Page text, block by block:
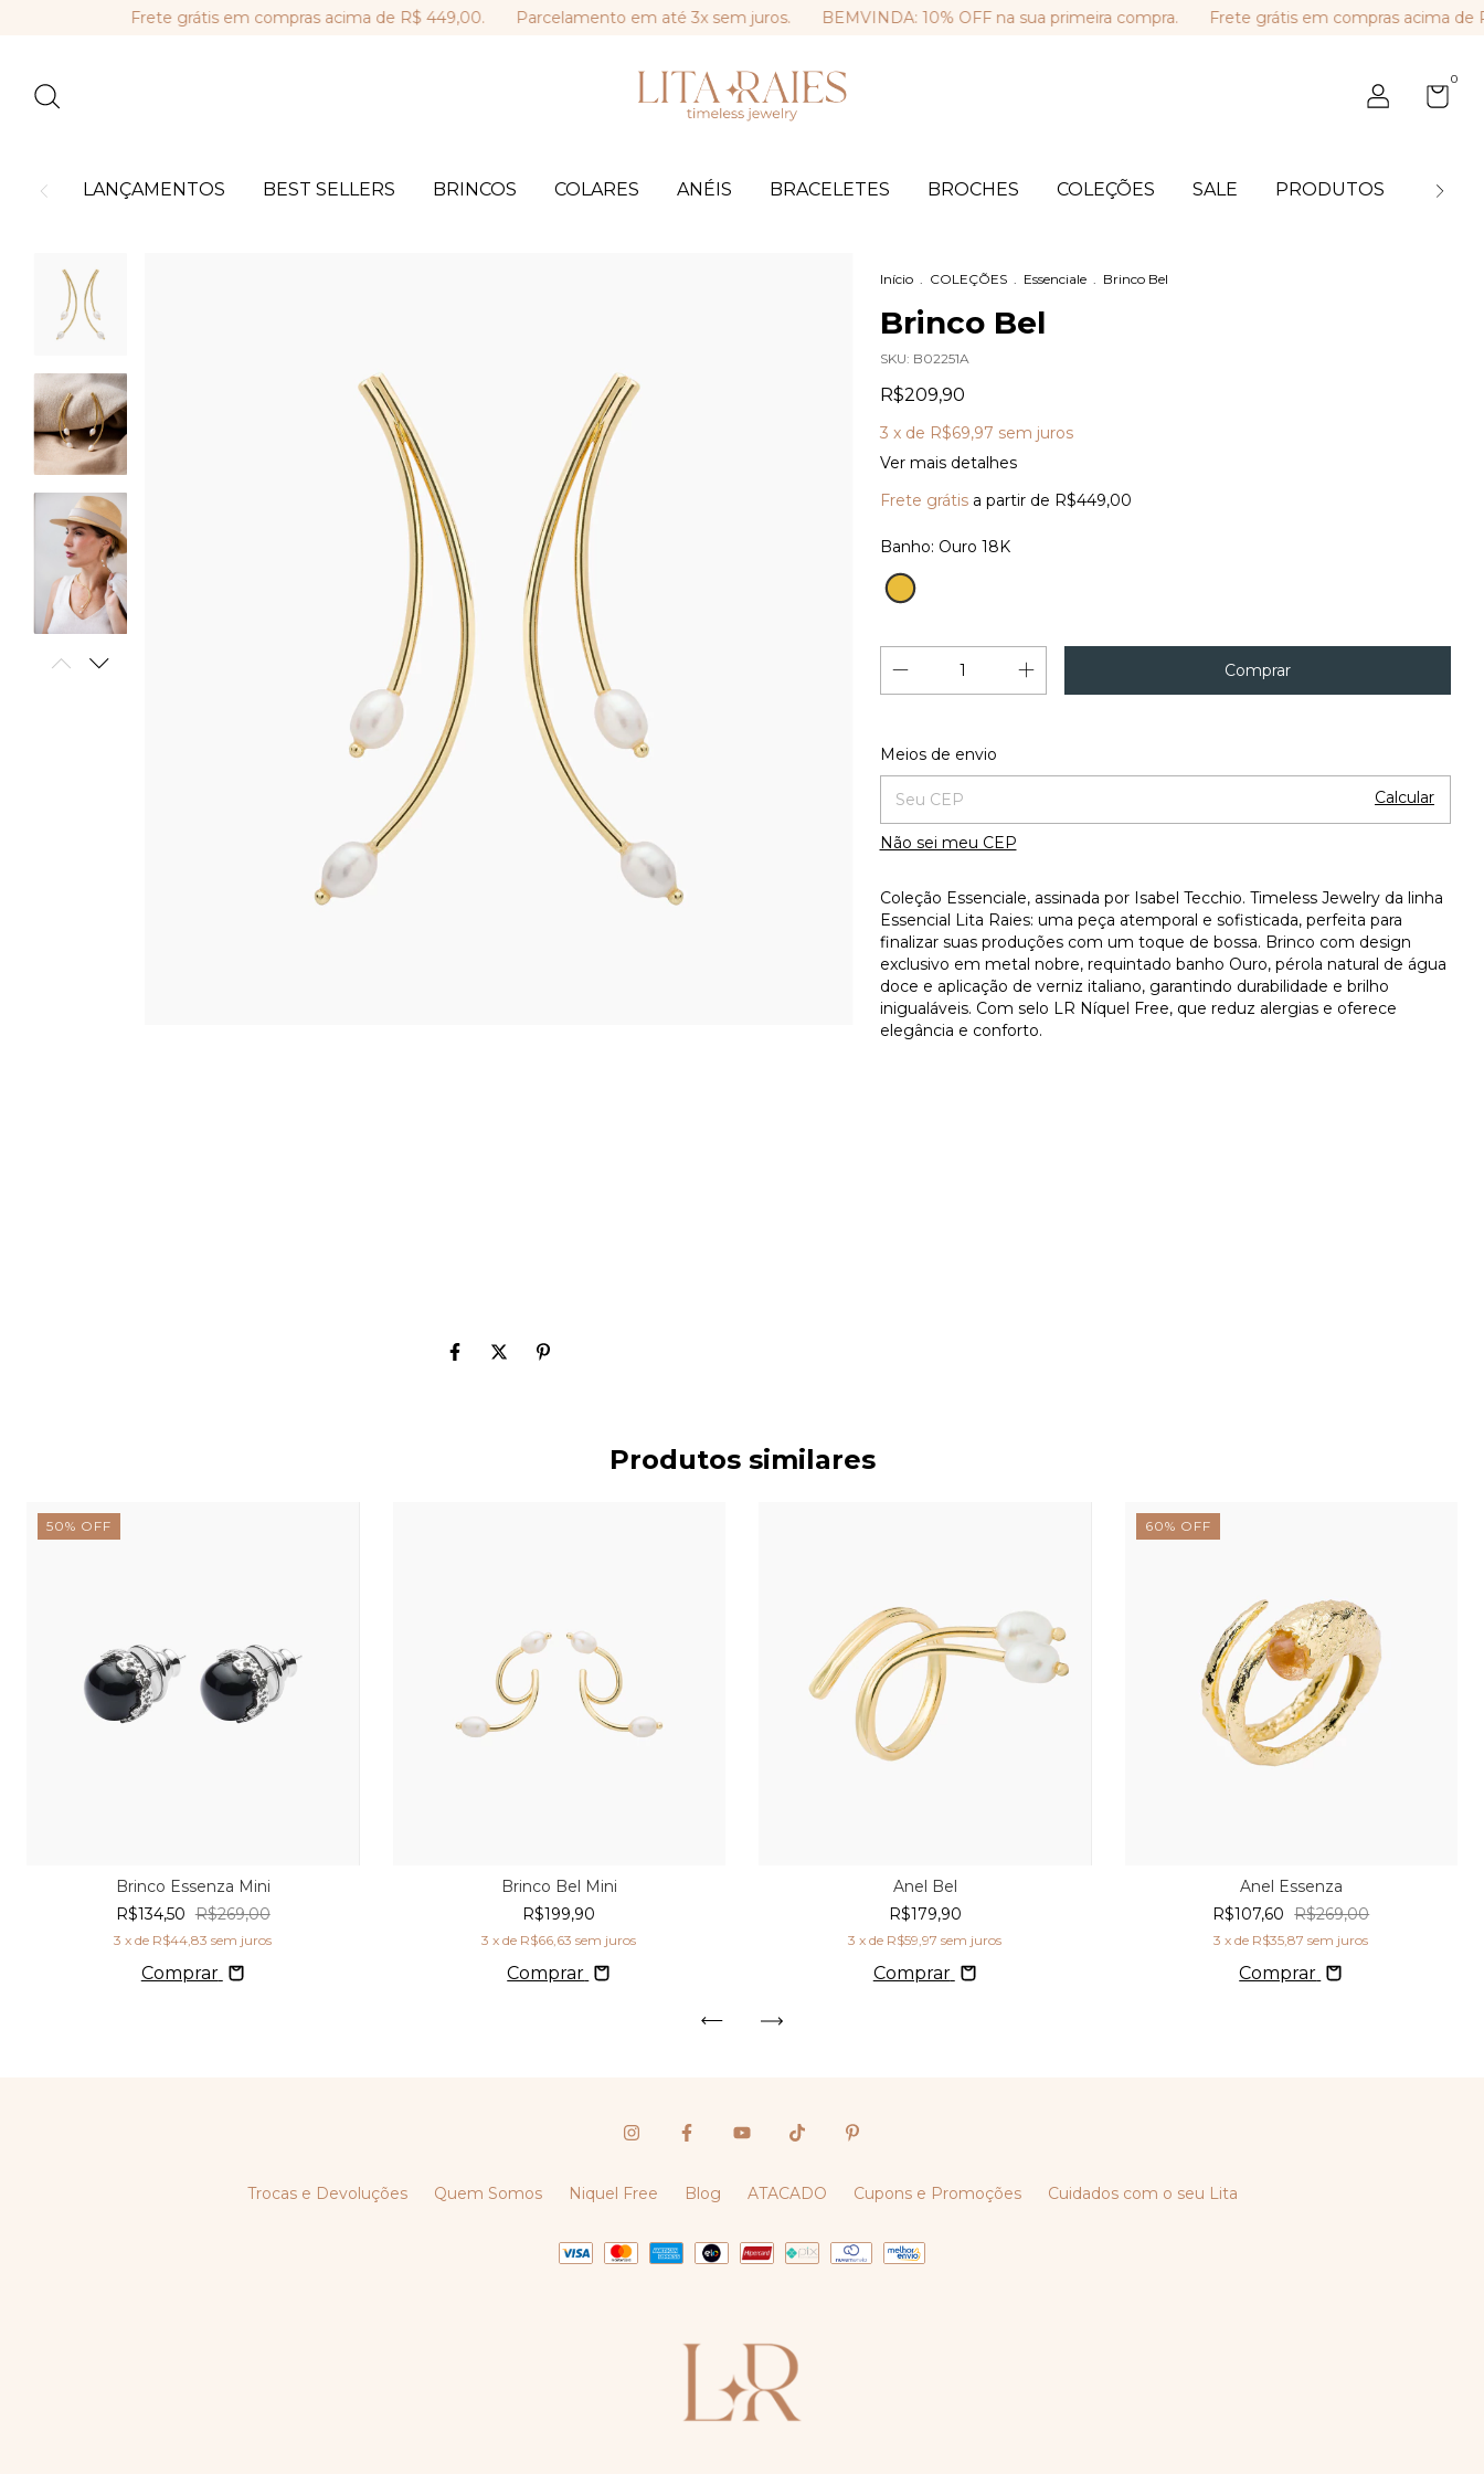
Frete grátis em compras acima de R$ 449,00. Parcelamento em até 3x sem juros. BEMVINDA: 10% OFF na sua primeira compra. Frete grátis em compras acima de R$
0
LANÇAMENTOS BEST SELLERS BRINCOS COLARES ANÉIS BRACELETES BROCHES COLEÇÕES SALE PRODUTOS BLOG
Início . COLEÇÕES . Essenciale . Brinco Bel
Brinco Bel
SKU: B02251A
R$209,90
3 x de R$69,97 sem juros
Ver mais detalhes
Frete grátis a partir de R$449,00
Banho: Ouro 18K
Ouro
18K
Entregas para o CEP:
Meios de envio
Calcular
Não sei meu CEP
Coleção Essenciale, assinada por Isabel Tecchio. Timeless Jewelry da linha
Essencial Lita Raies: uma peça atemporal e sofisticada, perfeita para
finalizar suas produções com um toque de bossa. Brinco com design
exclusivo em metal nobre, requintado banho Ouro, pérola natural de água
doce e aplicação de verniz italiano, garantindo durabilidade e brilho
inigualáveis. Com selo LR Níquel Free, que reduz alergias e oferece
elegância e conforto.
Produtos similares
50% OFF
Brinco Essenza Mini
R$134,50 R$269,00
3 x de R$44,83 sem juros
Comprar
Brinco Bel Mini
R$199,90
3 x de R$66,63 sem juros
Comprar
Anel Bel
R$179,90
3 x de R$59,97 sem juros
Comprar
60% OFF
Anel Essenza
R$107,60 R$269,00
3 x de R$35,87 sem juros
Comprar
Trocas e Devoluções Quem Somos Niquel Free Blog ATACADO Cupons e Promoções Cuidados com o seu Lita